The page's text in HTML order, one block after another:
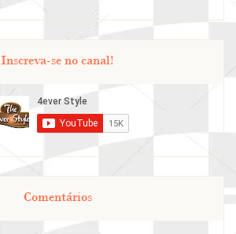
Inscreva-se no canal!
Comentários